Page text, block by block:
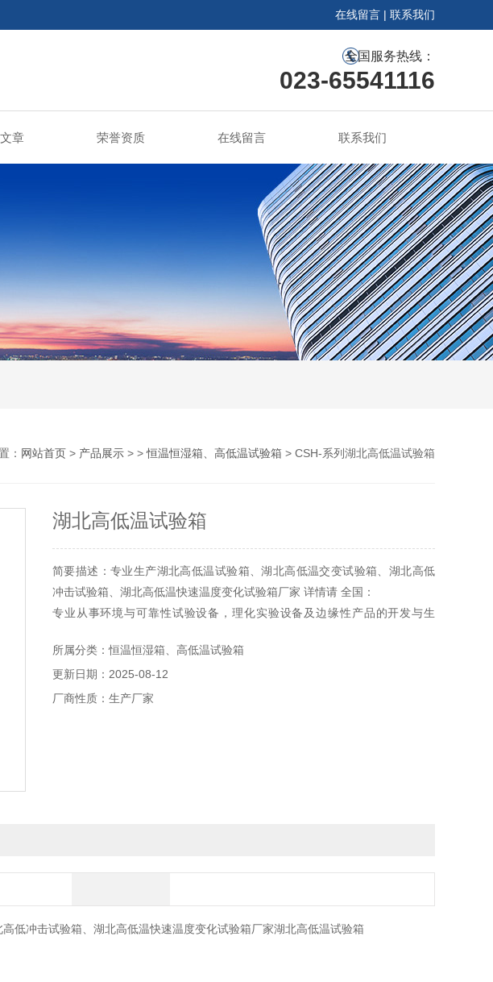
在线留言 | 联系我们
全国服务热线：
023-65541116
章 荣誉资质 在线留言 联系我们
： 网站首页 > 产品展示 > >恒温恒湿箱、高低温试验箱 > CSH-系列湖北高低温试验箱
湖北高低温试验箱
简要描述：专业生产湖北高低温试验箱、湖北高低温交变试验箱、湖北高低
冲击试验箱、湖北高低温快速温度变化试验箱厂家 详情请 全国：
专业从事环境与可靠性试验设备，理化实验设备及边缘性产品的开发与生
备的成熟经验和安装能力
所属分类：恒温恒湿箱、高低温试验箱
更新日期：2025-08-12
厂商性质：生产厂家
低冲击试验箱、湖北高低温快速温度变化试验箱厂家湖北高低温试验箱